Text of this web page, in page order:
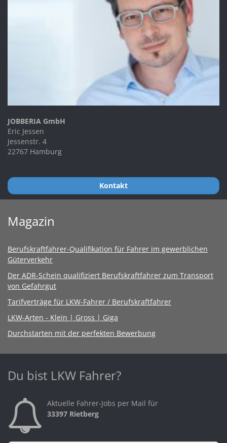
JOBBERIA GmbH
Eric Jessen
Jessenstr. 4
22767 Hamburg
Kontakt
Magazin
Berufskraftfahrer-Qualifikation für Fahrer im gewerblichen
Güterverkehr
Der ADR-Schein qualifiziert Berufskraftfahrer zum Transport
von Gefahrgut
Tarifverträge für LKW-Fahrer / Berufskraftfahrer
LKW-Arten - Klein | Gross | Giga
Durchstarten mit der perfekten Bewerbung
Du bist LKW Fahrer?
Aktuelle Fahrer-Jobs per Mail für
33397 Rietberg